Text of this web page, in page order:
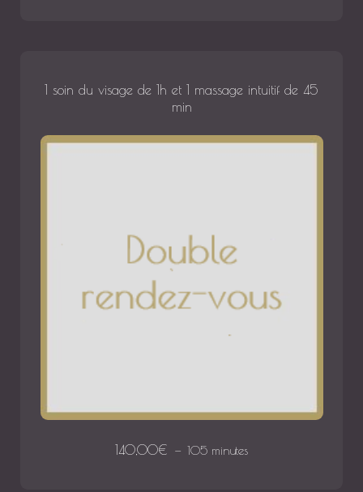
1 soin du visage de 1h et 1 massage intuitif de 45
min
140,00€ 105 minutes